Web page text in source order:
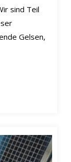
sind Teil
Gelsen,